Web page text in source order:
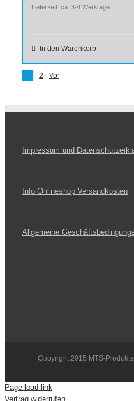
Lieferzeit: ca. 3-4 Werktage
In den Warenkorb
1 2 Vor
Impressum und
Info Onlineshop Versandkosten
Allgemeine
Copyright 2015 MTS-
Page load link
Vertrag widerrufen